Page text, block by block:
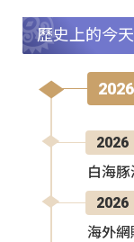
歷史上的今天
2026
白海
2026
海外